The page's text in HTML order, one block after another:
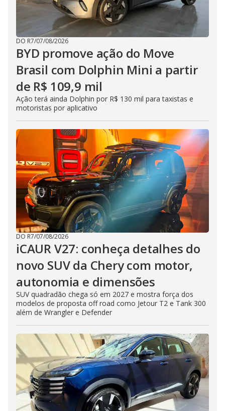
DO R7/07/08/2026
BYD promove ação do Move
Brasil com Dolphin Mini a partir
de R$ 109,9 mil
Ação terá ainda Dolphin por R$ 130 mil para taxistas e
motoristas por aplicativo
DO R7/07/08/2026
iCAUR V27: conheça detalhes do
novo SUV da Chery com motor,
autonomia e dimensões
SUV quadradão chega só em 2027 e mostra força dos
modelos de proposta off road como Jetour T2 e Tank 300
além de Wrangler e Defender